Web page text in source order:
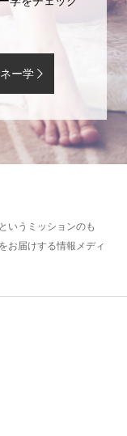
ー学
いうミッションのも
お届けする情報メディ